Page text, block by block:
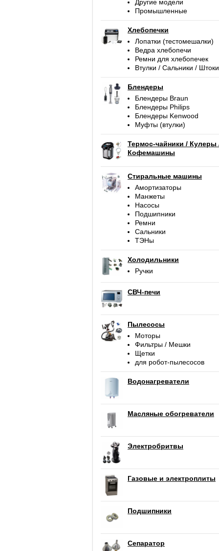
Другие модели
Промышленные
Хлебопечки
Лопатки (тестомешалки)
Ведра хлебопечи
Ремни для хлебопечек
Втулки / Сальники / Штоки
Блендеры
Блендеры Braun
Блендеры Philips
Блендеры Kenwood
Муфты (втулки)
Термос-чайники / Кулеры
Кофемашины
Стиральные машины
Амортизаторы
Манжеты
Насосы
Подшипники
Ремни
Сальники
ТЭНы
Холодильники
Ручки
СВЧ-печи
Пылесосы
Моторы
Фильтры / Мешки
Щетки
для робот-пылесосов
Водонагреватели
Масляные обогреватели
Электробритвы
Газовые и электроплиты
Подшипники
Сепаратор